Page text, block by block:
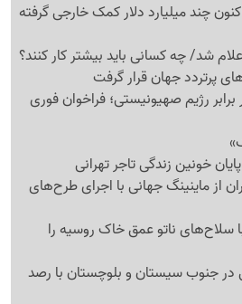
چند میلیارد دلار کمک خارجی گرفته
شد/ چه کسانی باید بیشتر کار کنند؟
پرتردد جهان قرار گرفت
در برابر رژیم صهیونیستی؛ فراخوان فوری
خونین زندگی تاجر تهرانی
ماینینگ جهانی با اجرای طرح‌های
سلاح‌های ناتو عمق خاک روسیه را
در جنوب سیستان و بلوچستان با رصد